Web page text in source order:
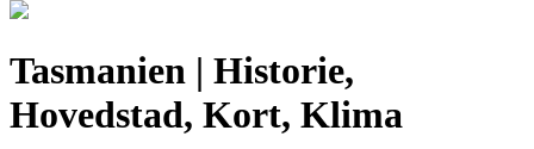
Tasmanien | Historie,
Hovedstad, Kort, Klima